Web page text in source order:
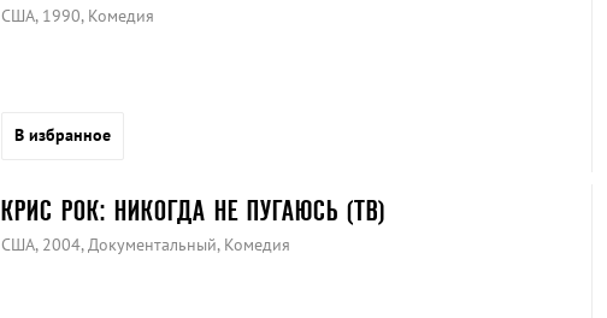
США, 1990, Комедия
В избранное
КРИС РОК: НИКОГДА НЕ ПУГАЮСЬ (ТВ)
США, 2004, Документальный, Комедия